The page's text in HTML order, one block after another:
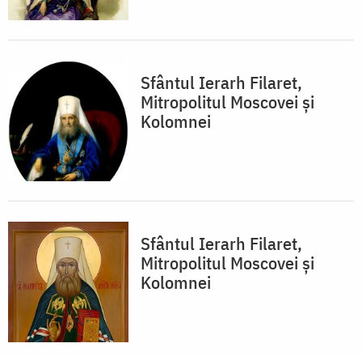
Sfântul Ierarh Filaret,
Mitropolitul Moscovei și
Kolomnei
Sfântul Ierarh Filaret,
Mitropolitul Moscovei și
Kolomnei